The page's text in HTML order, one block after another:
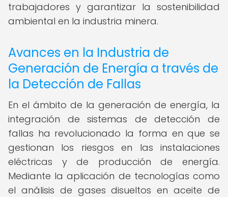
trabajadores y garantizar la sostenibilidad
ambiental en la industria minera.
Avances en la Industria de
Generación de Energía a través de
la Detección de Fallas
En el ámbito de la generación de energía, la
integración de sistemas de detección de
fallas ha revolucionado la forma en que se
gestionan los riesgos en las instalaciones
eléctricas y de producción de energía.
Mediante la aplicación de tecnologías como
el análisis de gases disueltos en aceite de